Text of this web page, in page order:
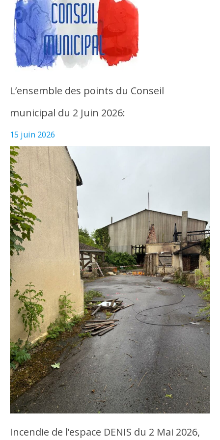
L’ensemble des points du Conseil
municipal du 2 Juin 2026:
15 juin 2026
Incendie de l’espace DENIS du 2 Mai 2026,